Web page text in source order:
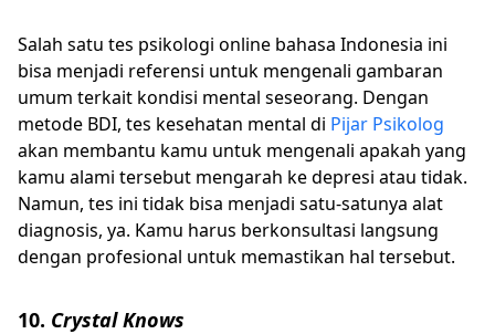
Salah satu tes psikologi online bahasa Indonesia ini
bisa menjadi referensi untuk mengenali gambaran
umum terkait kondisi mental seseorang. Dengan
metode BDI, tes kesehatan mental di Pijar Psikolog
akan membantu kamu untuk mengenali apakah yang
kamu alami tersebut mengarah ke depresi atau tidak.
Namun, tes ini tidak bisa menjadi satu-satunya alat
diagnosis, ya. Kamu harus berkonsultasi langsung
dengan profesional untuk memastikan hal tersebut.
10. Crystal Knows